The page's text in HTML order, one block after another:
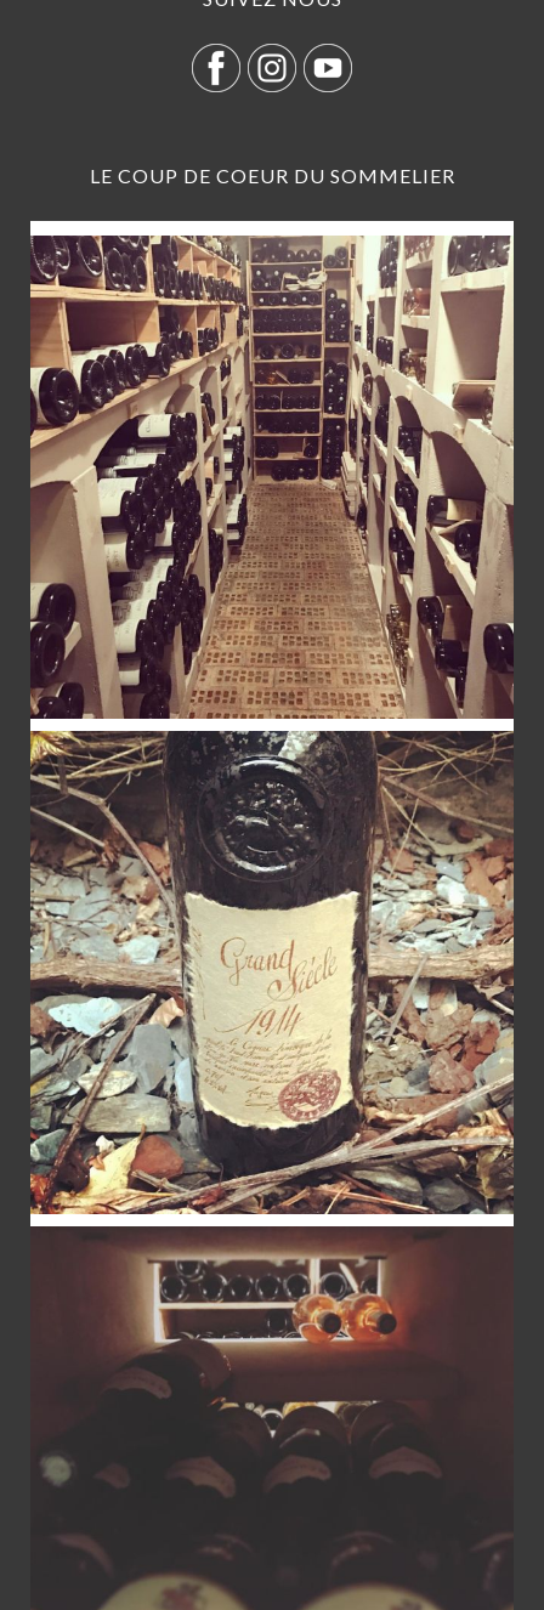
LE COUP DE COEUR DU SOMMELIER